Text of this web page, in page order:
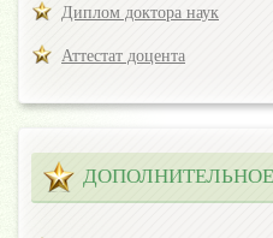
Диплом доктора наук
Аттестат доцента